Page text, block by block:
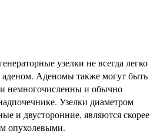
узелки не всегда легко
аденом. Аденомы также могут быть
немногочисленны и обычно
Узелки диаметром
и двусторонние, являются скорее
опухолевыми.